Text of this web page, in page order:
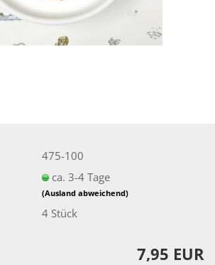
475-100
ca. 3-4 Tage
(Ausland abweichend)
4 Stück
7,95 EUR